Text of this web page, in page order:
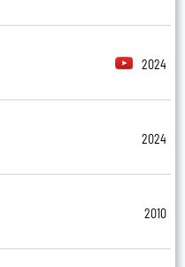
2024
2024
2010